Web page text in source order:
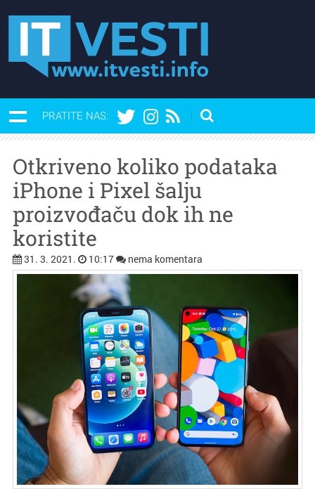
PRATITE NAS:
Otkriveno koliko podataka
iPhone i Pixel šalju
proizvođaču dok ih ne
koristite
31. 3. 2021. 10:17 nema komentara